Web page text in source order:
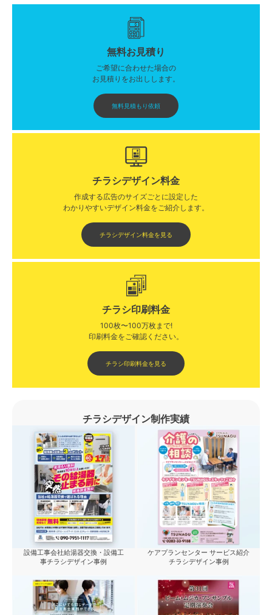
無料お見積り
ご希望に合わせた場合の
お見積りをお出しします。
無料見積もり依頼
チラシデザイン料金
作成する広告のサイズごとに設定した
わかりやすいデザイン料金をご紹介します。​​
チラシデザイン料金を見る
チラシ印刷料金
100枚〜100万枚まで!
印刷料金をご確認ください。​
チラシ印刷料金を見る
チラシデザイン制作実績
設備工事会社給湯器交換・設備工
事チラシデザイン事例
ケアプランセンター サービス紹介
チラシデザイン事例